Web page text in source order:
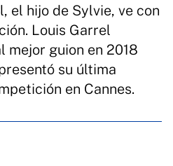
el hijo de Sylvie, ve con
Louis Garrel
mejor guion en 2018
su última
en Cannes.